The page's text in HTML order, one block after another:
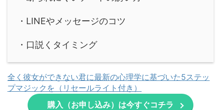
・LINEやメッセージのコツ
・口説くタイミング
全く彼女ができない君に最新の心理学に基づいた5ステッ
プマジックを（リセールライト付き）
購入（お申し込み）は今すぐコチラ